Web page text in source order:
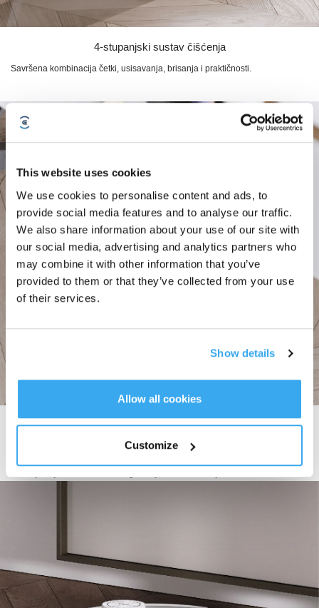
This website uses cookies
We use cookies to personalise content and ads, to
provide social media features and to analyse our traffic.
We also share information about your use of our site with
our social media, advertising and analytics partners who
may combine it with other information that you’ve
provided to them or that they’ve collected from your use
of their services.
Show details
Allow all cookies
Customize
4-stupanjski sustav čišćenja
Savršena kombinacija četki, usisavanja, brisanja i praktičnosti.
3000 Paza snažnije usisavanje
Zahvaljujući našem snažnom usisu od3000 Pakoji značajno poboljšava